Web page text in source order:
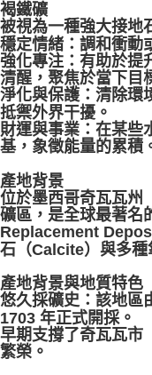
褐鐵礦
被視為一種強大接地
穩定情緒：調和衝動
強化專注：有助於提
清醒，聚焦於當下目
淨化與保護：清除環
抵禦外界干擾。
財運與事業：在某些
基，象徵能量的累積
產地背景
位於墨西哥奇瓦瓦
礦區，是全球最著名
Replacement
石（Calcite）與多種
產地背景與地質特色
悠久採礦史：該地區
1703 年正式開採。
早期支撐了奇瓦瓦
繁榮。